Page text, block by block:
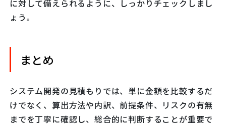
に対して備えられるように、しっかりチェックしまし
ょう。
まとめ
システム開発の見積もりでは、単に金額を比較するだ
けでなく、算出方法や内訳、前提条件、リスクの有無
までを丁寧に確認し、総合的に判断することが重要で